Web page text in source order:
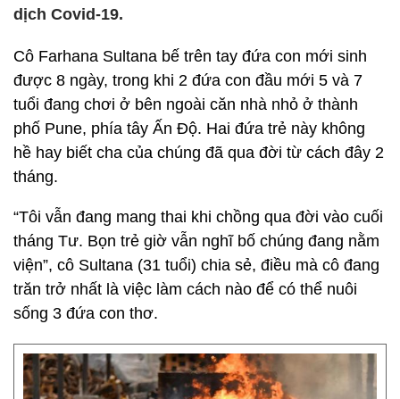
dịch Covid-19.
Cô Farhana Sultana bế trên tay đứa con mới sinh
được 8 ngày, trong khi 2 đứa con đầu mới 5 và 7
tuổi đang chơi ở bên ngoài căn nhà nhỏ ở thành
phố Pune, phía tây Ấn Độ. Hai đứa trẻ này không
hề hay biết cha của chúng đã qua đời từ cách đây 2
tháng.
“Tôi vẫn đang mang thai khi chồng qua đời vào cuối
tháng Tư. Bọn trẻ giờ vẫn nghĩ bố chúng đang nằm
viện”, cô Sultana (31 tuổi) chia sẻ, điều mà cô đang
trăn trở nhất là việc làm cách nào để có thể nuôi
sống 3 đứa con thơ.